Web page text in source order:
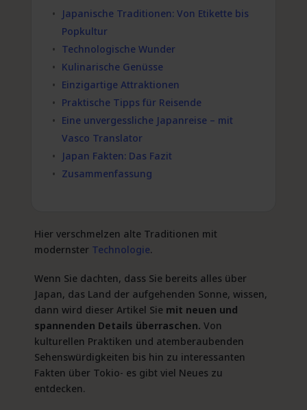
Japanische Traditionen: Von Etikette bis
Popkultur
Technologische Wunder
Kulinarische Genüsse
Einzigartige Attraktionen
Praktische Tipps für Reisende
Eine unvergessliche Japanreise – mit
Vasco Translator
Japan Fakten: Das Fazit
Zusammenfassung
Hier verschmelzen alte Traditionen mit
modernster Technologie.
Wenn Sie dachten, dass Sie bereits alles über
Japan, das Land der aufgehenden Sonne, wissen,
dann wird dieser Artikel Sie mit neuen und
spannenden Details überraschen. Von
kulturellen Praktiken und atemberaubenden
Sehenswürdigkeiten bis hin zu interessanten
Fakten über Tokio- es gibt viel Neues zu
entdecken.